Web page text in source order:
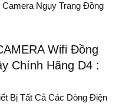
Ngụy Trang Đồng
Wifi Đồng
Chính Hãng D4 :
Bị Tất Cả Các Dòng Điện